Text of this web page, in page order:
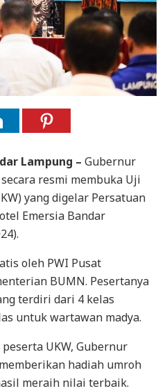
Lampung – Gubernur
resmi membuka Uji
yang digelar Persatuan
Emersia Bandar
oleh PWI Pusat
BUMN. Pesertanya
terdiri dari 4 kelas
untuk wartawan madya.
UKW, Gubernur
hadiah umroh
meraih nilai terbaik.